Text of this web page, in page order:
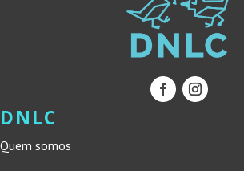
DNLC
Quem somos